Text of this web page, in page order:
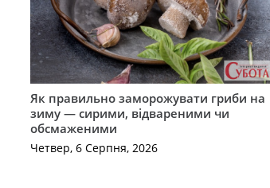
Як правильно заморожувати гриби на
зиму — сирими, відвареними чи
обсмаженими
Четвер, 6 Серпня, 2026